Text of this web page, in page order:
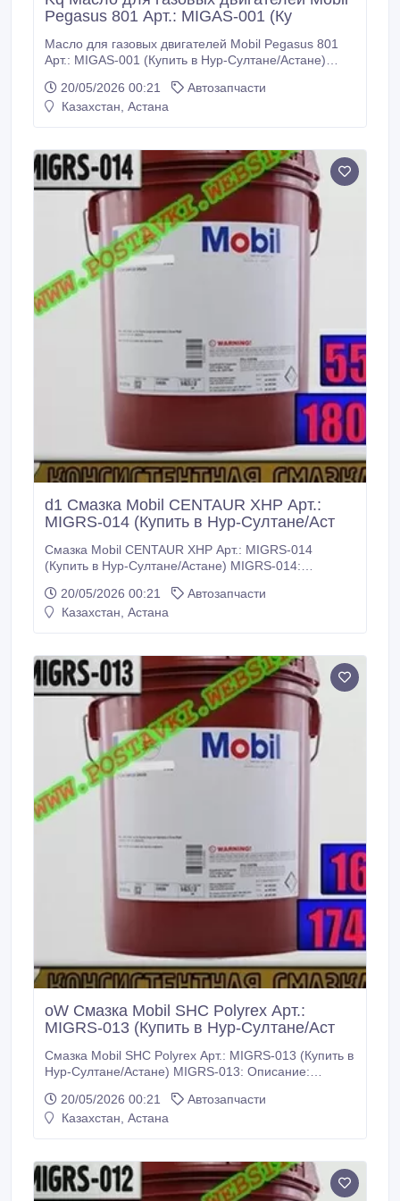
Pegasus 801 Арт.: MIGAS-001 (Ку
Масло для газовых двигателей Mobil Pegasus 801
Арт.: MIGAS-001 (Купить в Нур-Султане/Астане)
для газовых двигателей класса вязкости SAE 40,
обладающее очень высокими эксплуатационными
низких, умеренных и высоких скоростях, для
которых рекомендуются малозольные или
беззольные масла.
20/05/2026 00:21
Автозапчасти
Казахстан, Астана
d1 Смазка Mobil CENTAUR XHP Арт.:
MIGRS-014 (Купить в Нур-Султане/Аст
Смазка Mobil CENTAUR XHP Арт.: MIGRS-014
(Купить в Нур-Султане/Астане) MIGRS-014:
Centaur XHP 221 высшего класса предназначена
для смазывания подшипников качения в
большими нагрузками.
20/05/2026 00:21
Автозапчасти
Казахстан, Астана
oW Смазка Mobil SHC Polyrex Арт.:
MIGRS-013 (Купить в Нур-Султане/Аст
Смазка Mobil SHC Polyrex Арт.: MIGRS-013 (Купить в
Нур-Султане/Астане) MIGRS-013: Описание:
специально разработаны для повышения
производительности оборудования путем решения
и других областях промышленности.
20/05/2026 00:21
Автозапчасти
Казахстан, Астана